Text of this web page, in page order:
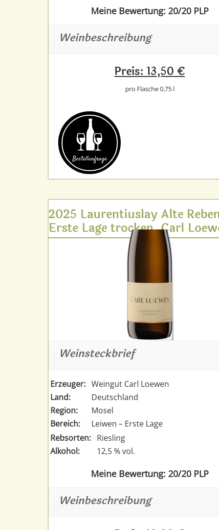
Meine Bewertung: 20/20 PLP
Weinbeschreibung
Preis: 13,50 €
pro Flasche 0,75 l
Bestell­anfrage
2025 Laurentiuslay Alte
Erste Lage trocken, Carl
Weinsteckbrief
Erzeuger: Weingut Carl Loewen
Land:
Deutschland
Region:
Mosel
Bereich:
Leiwen – Erste Lage
Rebsorten: Riesling
Alkohol:
12,5 % vol.
Meine Bewertung: 20/20 PLP
Weinbeschreibung